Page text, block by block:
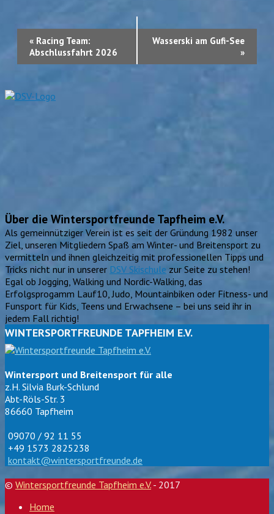
Veranstaltung-
Navigation
« Racing Team:
Abschlussfahrt 2026
Wasserski am Gufi-See
»
Über die Wintersportfreunde Tapfheim e.V.
Als gemeinnütziger Verein ist es seit der Gründung 1982 unser
Ziel, unseren Mitgliedern Spaß am Winter- und Breitensport zu
vermitteln und ihnen gleichzeitig mit professionellen Tipps und
Tricks nicht nur in unserer DSV Skischule zur Seite zu stehen!
Egal ob Jogging, Walking und Nordic-Walking, das
Erfolgsprogamm Lauf10, Judo, Mountainbiken oder Fitness- und
Funsport für Kids, Teens und Erwachsene – bei uns seid ihr in
jedem Fall richtig!
WINTERSPORTFREUNDE TAPFHEIM E.V.
Wintersport und Breitensport für alle
z.H. Silvia Burk-Schlund
Abt-Röls-Str. 3
86660 Tapfheim
09070 / 92 11 55
+49 1573 2825238
kontakt@wintersportfreunde.de
© Wintersportfreunde Tapfheim e.V. - 2017
Home